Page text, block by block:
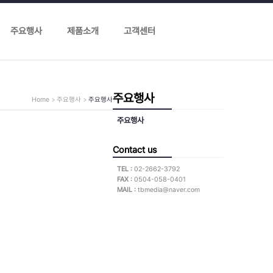
주요행사 제품소개 고객센터
Home 주요행사 주요행사주요행사
주요행사
Contact us
TEL : 02-2662-3792
FAX : 0504-058-0401
MAIL : tbmedia@naver.com